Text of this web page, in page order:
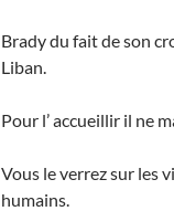
Brady du fait de son
Liban.
Pour l’ accueillir il ne
Vous le verrez sur les
humains.